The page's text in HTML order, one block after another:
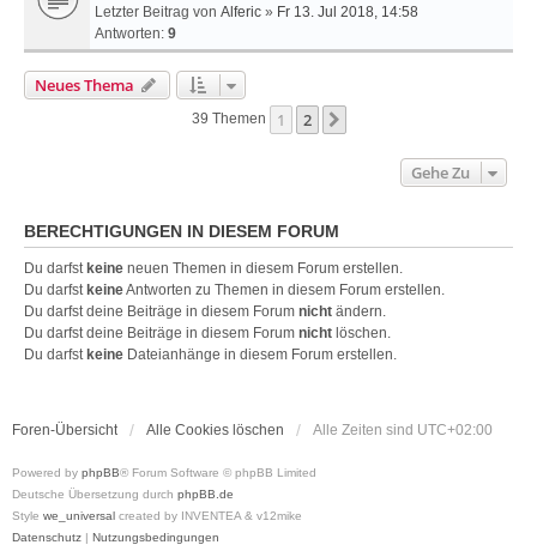
Letzter Beitrag von Alferic » Fr 13. Jul 2018, 14:58
Antworten: 9
Neues Thema
39 Themen 1 2
Gehe Zu
BERECHTIGUNGEN IN DIESEM FORUM
Du darfst keine neuen Themen in diesem Forum erstellen.
Du darfst keineAntworten zu Themen in diesem Forum erstellen.
Du darfst deine Beiträge in diesem Forum nicht ändern.
Du darfst deine Beiträge in diesem Forum nicht löschen.
Du darfst keine Dateianhänge in diesem Forum erstellen.
Foren-Übersicht Alle Cookies löschen Alle Zeiten sind UTC+02:00
Powered by phpBB® Forum Software © phpBB Limited
Deutsche Übersetzung durch phpBB.de
Style we_universal created by INVENTEA & v12mike
Datenschutz | Nutzungsbedingungen